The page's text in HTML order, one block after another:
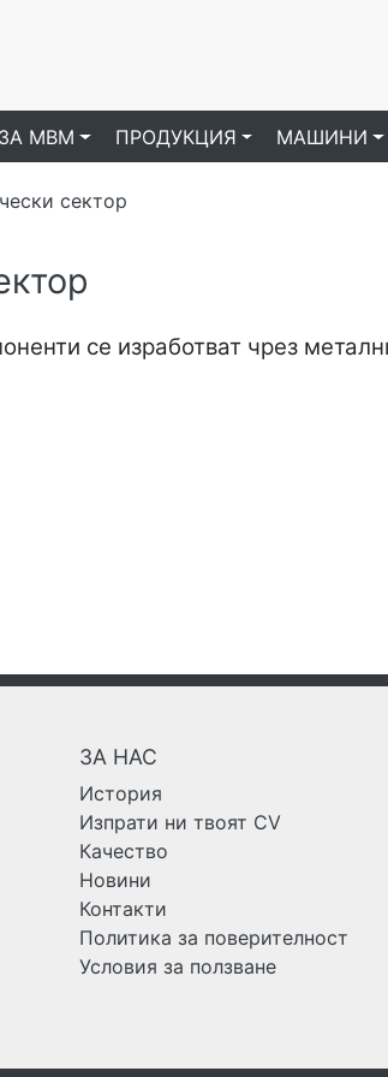
ЗA МBM ПРОДУКЦИЯ МАШИНИ
сектор
се изработват чрез
ЗА НАС
История
Изпрати ни твоят CV
Качество
Новини
Контакти
Политика за поверителност
Условия за ползване